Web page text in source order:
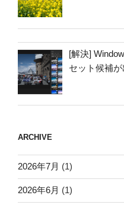
[解決]
セット候補
ARCHIVE
2026年7月 (1)
2026年6月 (1)